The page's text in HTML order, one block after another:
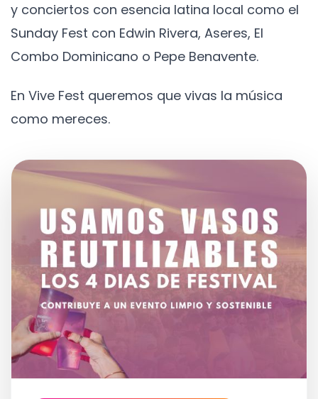
y conciertos con esencia latina local como el
Sunday Fest con Edwin Rivera, Aseres, El
Combo Dominicano o Pepe Benavente.
En Vive Fest queremos que vivas la música
como mereces.